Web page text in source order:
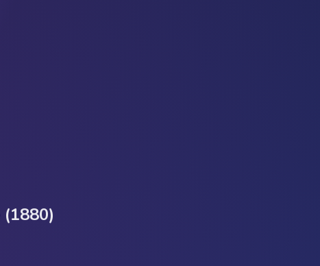
(1880)